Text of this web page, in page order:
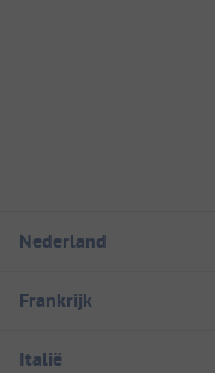
Nederland
Frankrijk
Italië